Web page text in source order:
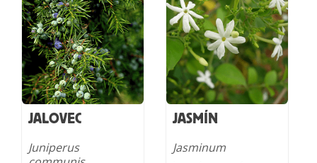
JALOVEC
Juniperus
JASMÍN
Jasminum